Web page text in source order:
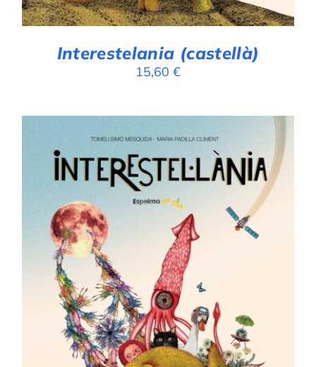
Interestelania (castellà)
15,60 €
AFEGEIX A LA CISTELLA
DETALLS